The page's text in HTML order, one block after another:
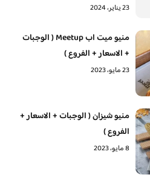
23 يناير، 2024
منيو ميت اب Meetup ( الوجبات
+ الاسعار + الفروع )
23 مايو، 2023
منيو شيزان ( الوجبات + الاسعار +
الفروع )
8 مايو، 2023